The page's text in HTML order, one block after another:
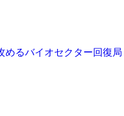
めるバイオセクター回復局